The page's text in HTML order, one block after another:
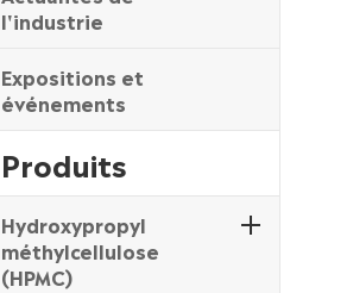
l'industrie
Expositions et
événements
Produits
Hydroxypropyl
méthylcellulose
(HPMC)